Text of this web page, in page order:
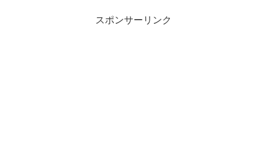
スポンサーリンク